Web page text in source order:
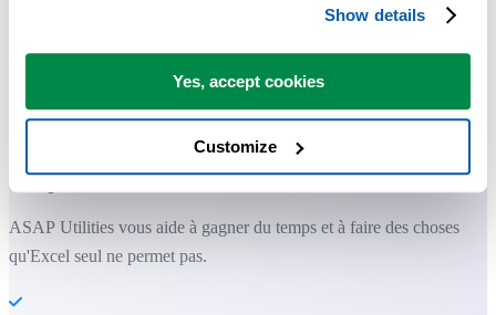
Show details
Yes, accept cookies
Customize
Des outils pratiques que beaucoup d'utilisateurs d'Excel aimeraient
avoir directement dans Excel.
Gagnez du temps dans Excel. Tout
simplement.
ASAP Utilities vous aide à gagner du temps et à faire des choses
qu'Excel seul ne permet pas.